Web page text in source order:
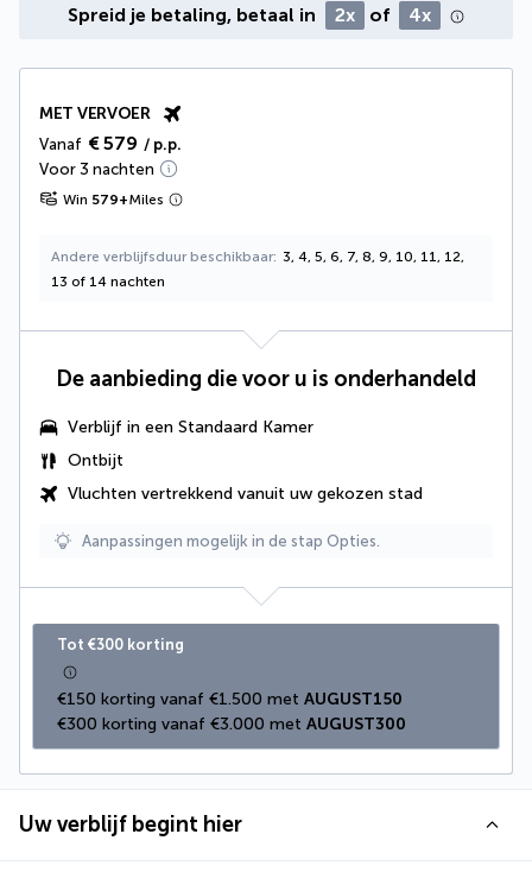
Spreid je betaling, betaal in 2x of 4x
MET VERVOER
Vanaf € 579 / p.p.
Voor 3 nachten
Win 579+Miles
Andere verblijfsduur beschikbaar 3, 4, 5, 6, 7, 8, 9, 10, 11, 12,
13 of 14 nachten
De aanbieding die voor u is onderhandeld
Verblijf in een Standaard Kamer
Ontbijt
Vluchten vertrekkend vanuit uw gekozen stad
Aanpassingen mogelijk in de stap Opties.
Tot €300 korting
€150 korting vanaf €1.500 met AUGUST150
€300 korting vanaf €3.000 met AUGUST300
Uw verblijf begint hier